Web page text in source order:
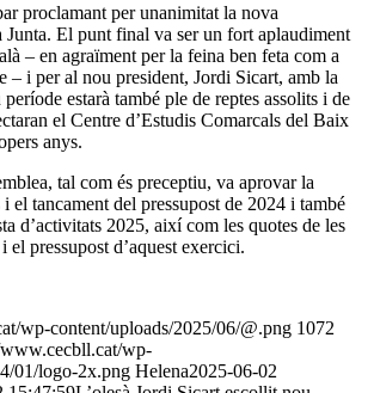
proclamant per unanimitat la nova
Junta. El punt final va ser un fort aplaudiment
– en agraïment per la feina ben feta com a
– i per al nou president, Jordi Sicart, amb la
estarà també ple de reptes assolits i de
el Centre d’Estudis Comarcals del Baix
anys.
tal com és preceptiu, va aprovar la
el tancament del pressupost de 2024 i també
d’activitats 2025, així com les quotes de les
el pressupost d’aquest exercici.
wp-content/uploads/2025/06/@.png 1072
wp-
01/logo-2x.png Helena2025-06-02